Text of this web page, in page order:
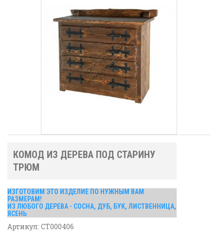
КОМОД ИЗ ДЕРЕВА ПОД СТАРИНУ
ТРЮМ
ИЗГОТОВИМ ЭТО ИЗДЕЛИЕ ПО НУЖНЫМ ВАМ
РАЗМЕРАМ!
ИЗ ЛЮБОГО ДЕРЕВА - СОСНА, ДУБ, БУК, ЛИСТВЕННИЦА,
ЯСЕНЬ
Артикул: СТ000406